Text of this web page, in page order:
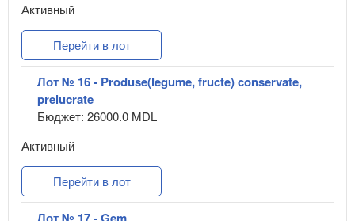
Активный
Перейти в лот
Лот № 16 - Produse(legume, fructe) conservate,
prelucrate
Бюджет: 26000.0 MDL
Активный
Перейти в лот